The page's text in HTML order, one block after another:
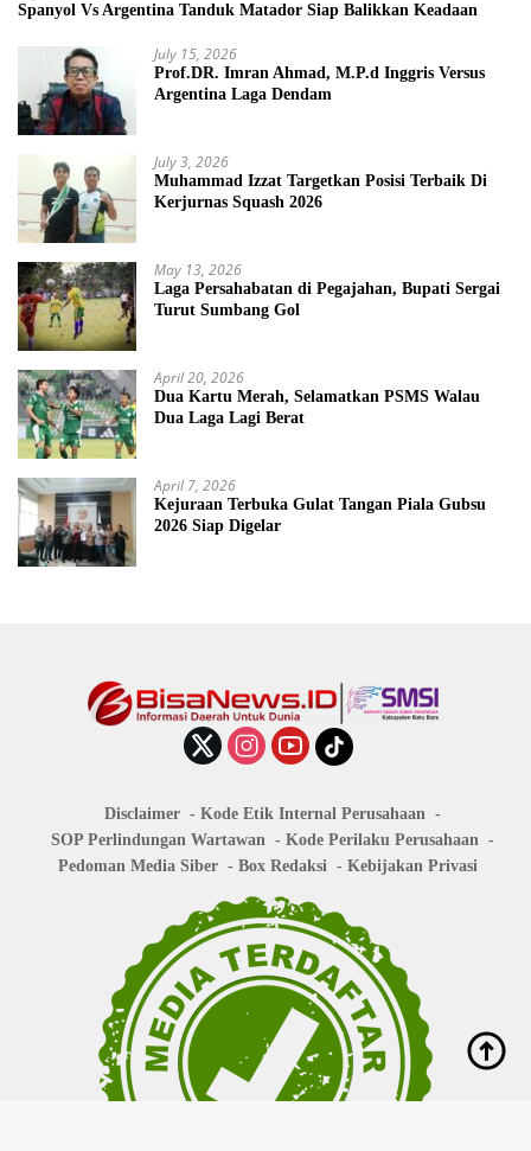
Spanyol Vs Argentina Tanduk Matador Siap Balikkan Keadaan
July 15, 2026
Prof.DR. Imran Ahmad, M.P.d Inggris Versus
Argentina Laga Dendam
July 3, 2026
Muhammad Izzat Targetkan Posisi Terbaik Di
Kerjurnas Squash 2026
May 13, 2026
Laga Persahabatan di Pegajahan, Bupati Sergai
Turut Sumbang Gol
April 20, 2026
Dua Kartu Merah, Selamatkan PSMS Walau
Dua Laga Lagi Berat
April 7, 2026
Kejuraan Terbuka Gulat Tangan Piala Gubsu
2026 Siap Digelar
Disclaimer
Kode Etik Internal Perusahaan
SOP Perlindungan Wartawan
Kode Perilaku Perusahaan
Pedoman Media Siber
Box Redaksi Kebijakan Privasi